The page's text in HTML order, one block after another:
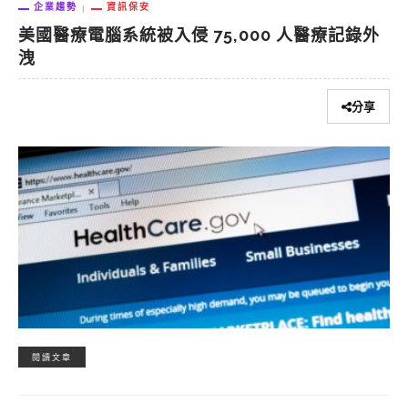
企業趨勢 資訊保安
美國醫療電腦系統被入侵 75,000 人醫療記錄外
洩
分享
閱讀文章